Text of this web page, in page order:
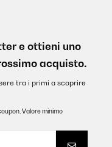
VALUTAZIONE VERIFICATA
e ottieni uno
acquisto.
tra i primi a scoprire
Valore minimo